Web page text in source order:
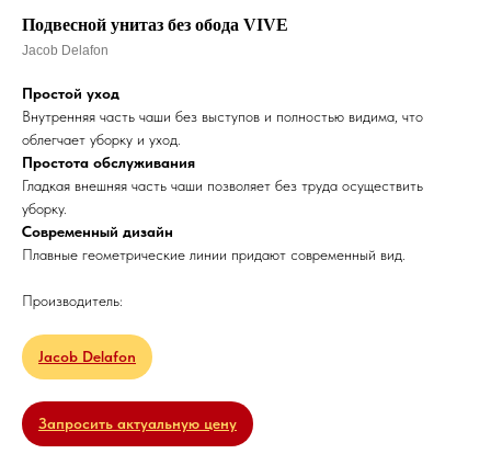
Подвесной унитаз без обода VIVE
Jacob Delafon
Простой уход
Внутренняя часть чаши без выступов и полностью видима, что
облегчает уборку и уход.
Простота обслуживания
Гладкая внешняя часть чаши позволяет без труда осуществить
уборку.
Современный дизайн
Плавные геометрические линии придают современный вид.
Производитель:
Jacob Delafon
Запросить актуальную цену